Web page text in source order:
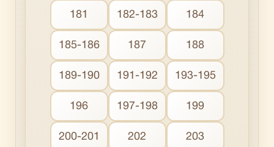
181 182-183 184
185-186 187 188
189-190 191-192 193-195
196 197-198 199
200-201 202 203